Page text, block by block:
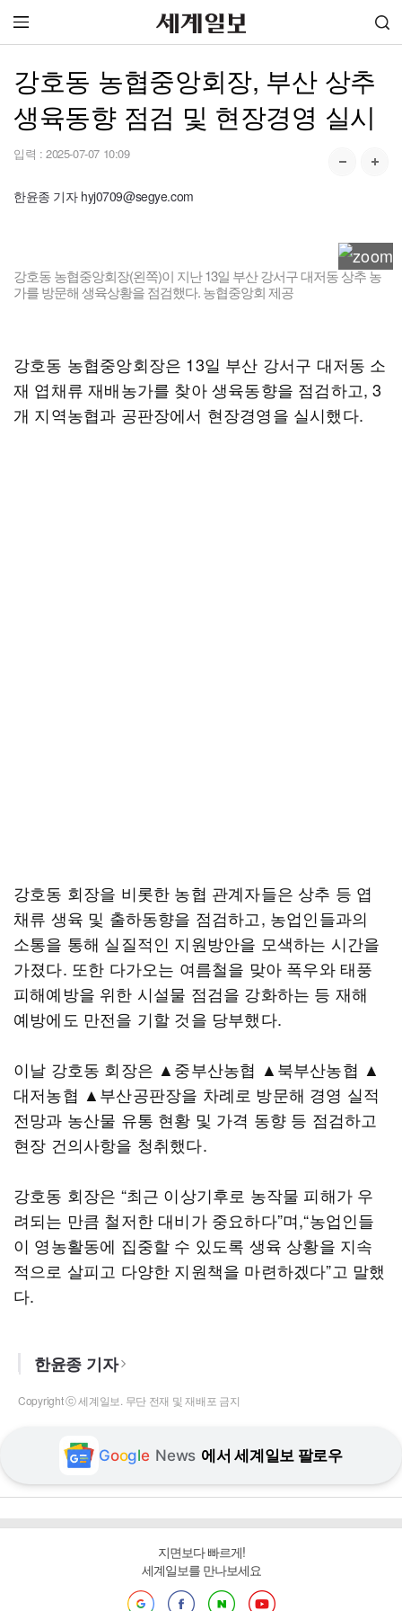
강호동 농협중앙회장, 부산 상추
생육동향 점검 및 현장경영 실시
입력 : 2025-07-07 10:09
한윤종 기자 hyj0709@segye.com
강호동 농협중앙회장(왼쪽)이 지난 13일 부산 강서구 대저동 상추 농
가를 방문해 생육상황을 점검했다. 농협중앙회 제공
강호동 농협중앙회장은 13일 부산 강서구 대저동 소
재 엽채류 재배농가를 찾아 생육동향을 점검하고, 3
개 지역농협과 공판장에서 현장경영을 실시했다.
강호동 회장을 비롯한 농협 관계자들은 상추 등 엽
채류 생육 및 출하동향을 점검하고, 농업인들과의
소통을 통해 실질적인 지원방안을 모색하는 시간을
가졌다. 또한 다가오는 여름철을 맞아 폭우와 태풍
피해예방을 위한 시설물 점검을 강화하는 등 재해
예방에도 만전을 기할 것을 당부했다.
이날 강호동 회장은 ▲중부산농협 ▲북부산농협 ▲
대저농협 ▲부산공판장을 차례로 방문해 경영 실적
전망과 농산물 유통 현황 및 가격 동향 등 점검하고
현장 건의사항을 청취했다.
강호동 회장은 “최근 이상기후로 농작물 피해가 우
려되는 만큼 철저한 대비가 중요하다”며,“농업인들
이 영농활동에 집중할 수 있도록 생육 상황을 지속
적으로 살피고 다양한 지원책을 마련하겠다”고 말했
다.
한윤종 기자
Copyright ⓒ 세계일보. 무단 전재 및 재배포 금지
Google News 에서 세계일보 팔로우
지면보다 빠르게!
세계일보를 만나보세요